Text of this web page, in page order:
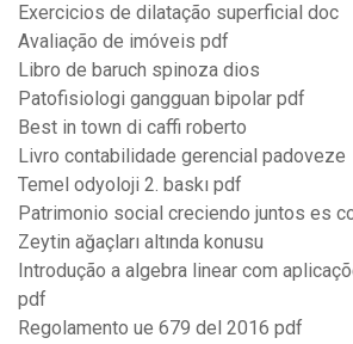
Exercicios de dilatação superficial doc
Avaliação de imóveis pdf
Libro de baruch spinoza dios
Patofisiologi gangguan bipolar pdf
Best in town di caffi roberto
Livro contabilidade gerencial padoveze
Temel odyoloji 2. baskı pdf
Patrimonio social creciendo juntos es
Zeytin ağaçları altında konusu
Introdução a algebra linear com
pdf
Regolamento ue 679 del 2016 pdf